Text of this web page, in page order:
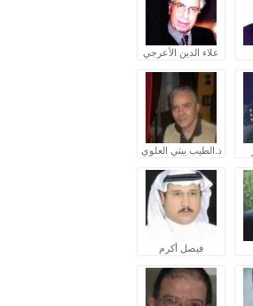
علاء الدين الأعرجي
د.الطيب بيتي العلوي
فيصل أكرم